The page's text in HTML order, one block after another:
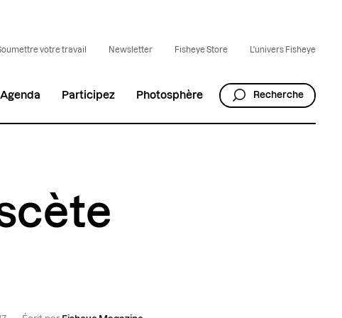
votre travail Newsletter Fisheye Store L'univers Fisheye
Agenda Participez Photosphère Recherche